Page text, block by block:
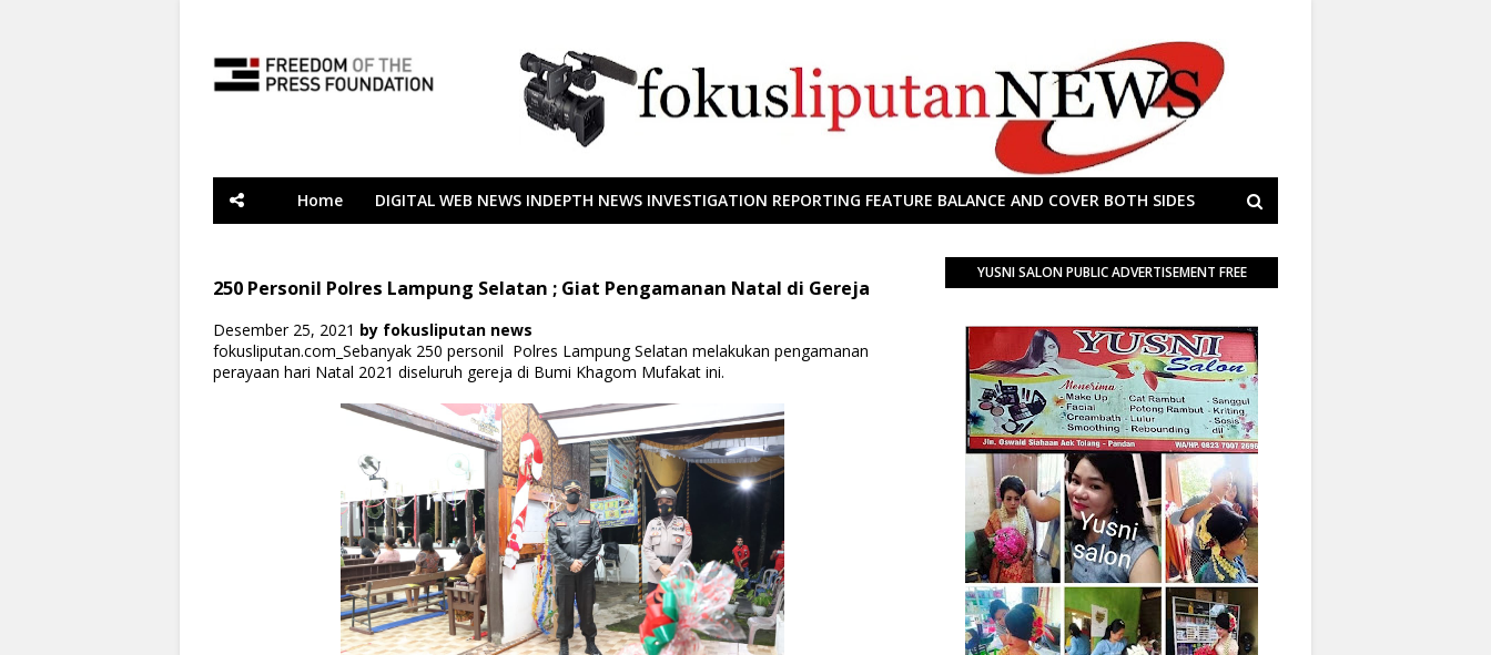
Home DIGITAL WEB NEWS INDEPTH NEWS INVESTIGATION REPORTING FEATURE BALANCE AND COVER BOTH SIDES
250 Personil Polres Lampung Selatan ; Giat Pengamanan Natal di Gereja
Desember 25, 2021 by fokusliputan news
fokusliputan.com_Sebanyak 250 personil Polres Lampung Selatan melakukan pengamanan
perayaan hari Natal 2021 diseluruh gereja di Bumi Khagom Mufakat ini.
YUSNI SALON PUBLIC ADVERTISEMENT FREE